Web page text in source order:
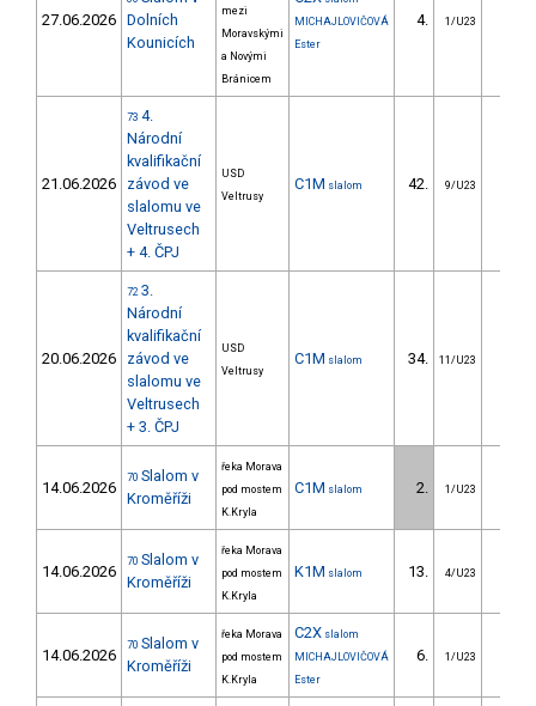
27.06.2026 Dolních
Kounicích
mezi
Moravskými
a Novými
Bránicem
MICHAJLOVIČOVÁ
Ester
4. 1/U23
21.06.2026
73 4.
Národní
kvalifikační
závod ve
slalomu ve
Veltrusech
+ 4. ČPJ
USD
Veltrusy
C1M slalom 42. 9/U23
20.06.2026
72 3.
Národní
kvalifikační
závod ve
slalomu ve
Veltrusech
+ 3. ČPJ
USD
Veltrusy
C1M slalom 34. 11/U23
14.06.2026
70 Slalom v
Kroměříži
řeka Morava
pod mostem
K.Kryla
C1M slalom 2. 1/U23
14.06.2026
70 Slalom v
Kroměříži
řeka Morava
pod mostem
K.Kryla
K1M slalom 13. 4/U23
14.06.2026
70 Slalom v
Kroměříži
řeka Morava
pod mostem
K.Kryla
C2X slalom
MICHAJLOVIČOVÁ
Ester
6. 1/U23